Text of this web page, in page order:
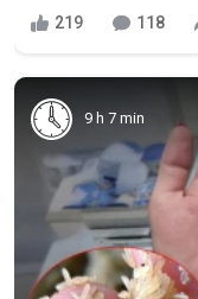
219 118
9 h 7 min